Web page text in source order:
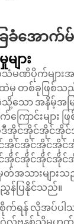
အောက်မ်
ျား
သံမဏိပိုက်မျ
မှ တစ်ခုဖြစ်သ
ကဲ့သို့သော အနိမ့်အ
ြောင်းများ
- အိုင်ဗ်ဒီအိုင်အို
င်အိုင်အိုင်အိုင်
င်အိုင်အိုင်အိုင်
ားများသည်
ညွှန်ပြနိုင်သည်။
ရန် လိုအပ်ပါသ
ဂဲလ်ဗနစ်သို့မဟု